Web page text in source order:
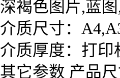
深褐色图片,蓝
介质尺寸：
介质厚度：打印
其它参数 产品